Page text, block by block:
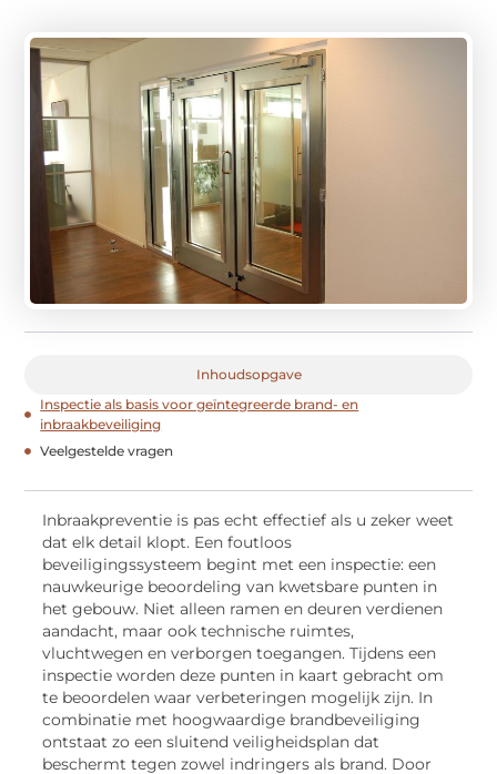
Inhoudsopgave
Inspectie als basis voor geïntegreerde brand- en
inbraakbeveiliging
Veelgestelde vragen
Inbraakpreventie is pas echt effectief als u zeker weet
dat elk detail klopt. Een foutloos
beveiligingssysteem begint met een inspectie: een
nauwkeurige beoordeling van kwetsbare punten in
het gebouw. Niet alleen ramen en deuren verdienen
aandacht, maar ook technische ruimtes,
vluchtwegen en verborgen toegangen. Tijdens een
inspectie worden deze punten in kaart gebracht om
te beoordelen waar verbeteringen mogelijk zijn. In
combinatie met hoogwaardige brandbeveiliging
ontstaat zo een sluitend veiligheidsplan dat
beschermt tegen zowel indringers als brand. Door